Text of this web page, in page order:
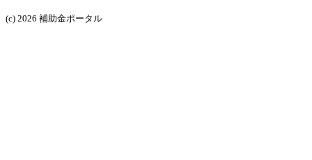
(c) 2026 補助金ポータル